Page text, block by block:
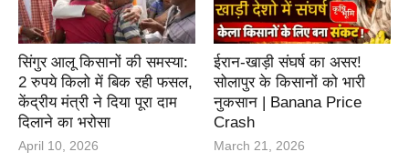
सिंगुर आलू किसानों की समस्या:
2 रुपये किलो में बिक रही फसल,
केंद्रीय मंत्री ने दिया पूरा दाम
दिलाने का भरोसा
April 10, 2026
ईरान-खाड़ी संघर्ष का असर!
सोलापुर के किसानों को भारी
नुकसान | Banana Price
Crash
March 21, 2026